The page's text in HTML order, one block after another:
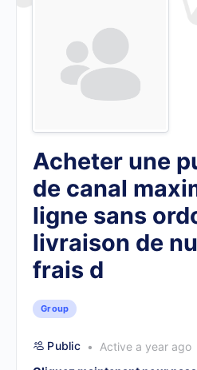
Acheter une
de canal
ligne sans
livraison de
frais d
Group
Public
Active a year ago